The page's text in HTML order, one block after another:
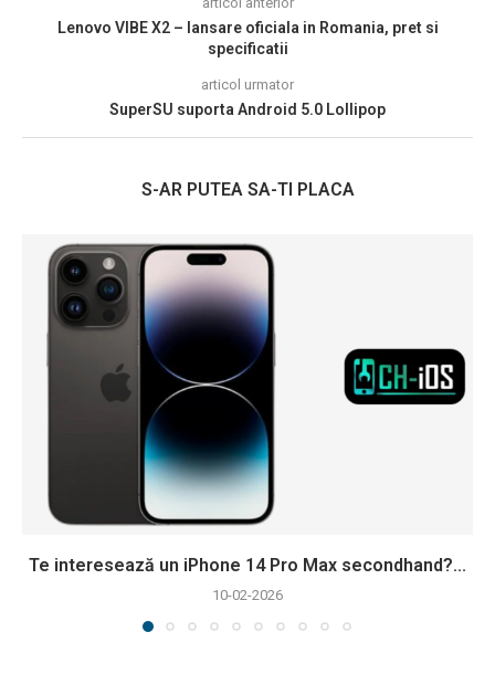
Lenovo VIBE X2 – lansare oficiala in Romania, pret si
specificatii
articol urmator
SuperSU suporta Android 5.0 Lollipop
S-AR PUTEA SA-TI PLACA
Te interesează un iPhone 14 Pro Max secondhand?...
10-02-2026